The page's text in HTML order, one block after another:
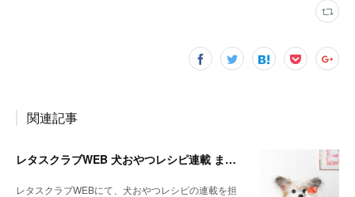
関連記事
レタスクラブWEB 犬おやつレシピ連載 まとめ
レタスクラブWEBにて、犬おやつレシピの連載を担